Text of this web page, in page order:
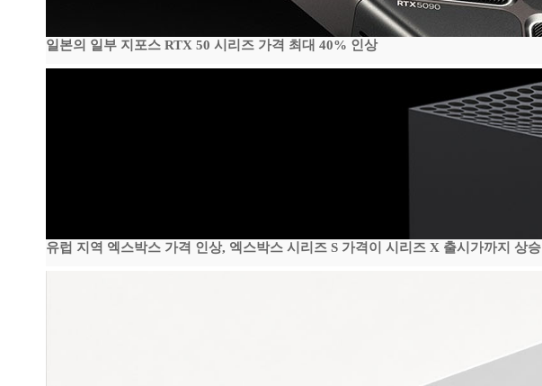
일본의 일부 지포스 RTX 50 시리즈 가격 최대 40% 인상
유럽 지역 엑스박스 가격 인상, 엑스박스 시리즈 S 가격이 시리즈 X 출시가까지 상승